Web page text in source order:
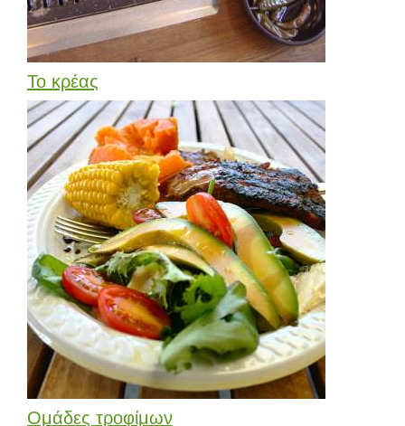
Το κρέας
Ομάδες τροφίμων